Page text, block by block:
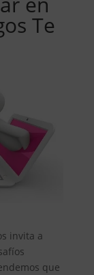
Te
invita a
que